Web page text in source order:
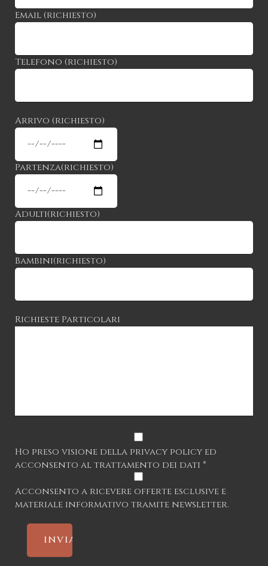
Email (richiesto)
Telefono (richiesto)
Arrivo (richiesto)
Partenza(richiesto)
Adulti(richiesto)
Bambini(richiesto)
Richieste Particolari
Ho preso visione della privacy policy ed
acconsento al trattamento dei dati *
Acconsento a ricevere offerte esclusive e
materiale informativo tramite newsletter.